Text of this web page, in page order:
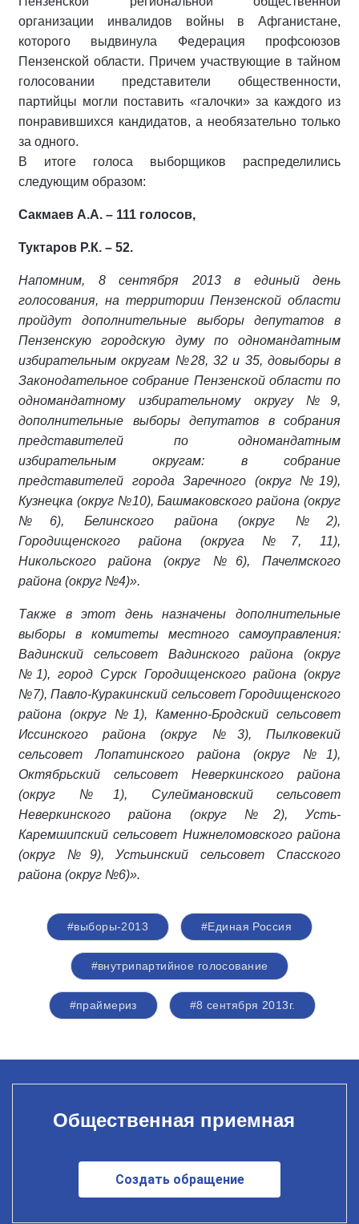
организации инвалидов войны в Афганистане,
которого выдвинула Федерация профсоюзов
Пензенской области. Причем участвующие в тайном
голосовании представители общественности,
партийцы могли поставить «галочки» за каждого из
понравившихся кандидатов, а необязательно только
за одного.
В итоге голоса выборщиков распределились
следующим образом:
Сакмаев А.А. – 111 голосов,
Туктаров Р.К. – 52.
Напомним, 8 сентября 2013 в единый день
голосования, на территории Пензенской области
пройдут дополнительные выборы депутатов в
Пензенскую городскую думу по одномандатным
избирательным округам №28, 32 и 35, довыборы в
Законодательное собрание Пензенской области по
одномандатному избирательному округу №9,
дополнительные выборы депутатов в собрания
представителей по одномандатным
избирательным округам: в собрание
представителей города Заречного (округ №19),
Кузнецка (округ №10), Башмаковского района (округ
№6), Белинского района (округ №2),
Городищенского района (округа №7, 11),
Никольского района (округ №6), Пачелмского
района (округ №4)».
Также в этот день назначены дополнительные
выборы в комитеты местного самоуправления:
Вадинский сельсовет Вадинского района (округ
№1), город Сурск Городищенского района (округ
№7), Павло-Куракинский сельсовет Городищенского
района (округ №1), Каменно-Бродский сельсовет
Иссинского района (округ №3), Пылковекий
сельсовет Лопатинского района (округ №1),
Октябрьский сельсовет Неверкинского района
(округ №1), Сулеймановский сельсовет
Неверкинского района (округ №2), Усть-
Каремшипский сельсовет Нижнеломовского района
(округ №9), Устьинский сельсовет Спасского
района (округ №6)».
#выборы-2013 #Единая Россия
#внутрипартийное голосование
#праймериз #8 сентября 2013г.
Общественная приемная
Создать обращение